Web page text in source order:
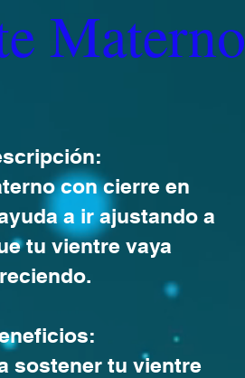
Materno
con cierre en
a ir ajustando a
tu vientre vaya
sostener tu vientre